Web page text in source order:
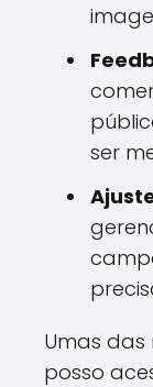
ser
Umas
posso